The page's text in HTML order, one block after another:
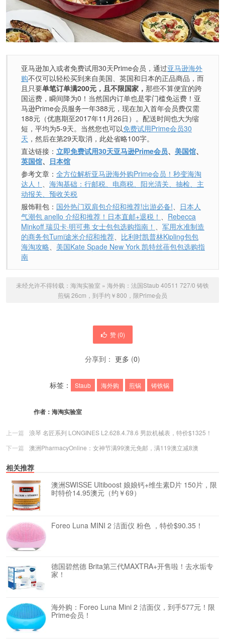
亚马逊加入或者免费试用30天Prime会员，通过亚马逊海外
购不仅可以轻松买到来自美国、英国和日本的正品商品，而
且只要单笔订单满200元，且不限国家， 那些不算便宜的跨
国运费，瞬间降为0！当然国内订单也是零门槛免运费！亚
马逊Prime会员服务一年388元，现在加入首年会员费仅需
188元（优惠期至2017年11月26日）。配送时间也大为缩
短，平均为5-9天。当然您也可以免费试用Prime会员30
天 ，然后在第29天取消，此处省略100字。
直达链接： 立即免费试用30天亚马逊Prime会员、 美国馆、
英国馆、 日本馆
参考文章： 全方位解析亚马逊海外购Prime会员！秒变海淘
达人！ 、 海淘基础：行邮税、电商税、阳光清关、抽检、主
动报关、预收关税
服饰鞋包： 国外热门双肩包介绍和推荐!出游必备!、 日本人
气潮包 anello 介绍和推荐！日本直邮+退税！ 、 Rebecca
Minkoff 瑞贝卡·明可弗 女士包包选购指南！ 、 军用水准制造
的商务包Tumi途米介绍和推荐、 比利时凯普林Kipling包包
海淘攻略、 美国Kate Spade New York 凯特丝蓓包包选购指
南
未经允许不得转载： 海淘实验室 » 海外购：法国Staub 40511 727/0 铸铁
煎锅 26cm，到手约￥800，限Prime会员
赞 (0)
分享到： 更多 (0)
标签： Staub 海外购 煎锅 铸铁锅
作者： 海淘实验室
上一篇
浪琴 名匠系列 LONGINES L2.628.4.78.6 男款机械表，特价$1325！
下一篇
澳洲PharmacyOnline：女神节满99澳元免邮，满119澳立减8澳
相关推荐
澳洲SWISSE Ultiboost 娘娘钙+维生素D片 150片，限
时特价14.95澳元（约￥69）
Foreo Luna MINI 2 洁面仪 粉色 ，特价$90.35！
德国碧然德 Brita第三代MAXTRA+开售啦！去水垢专
家！
海外购：Foreo Luna Mini 2 洁面仪，到手577元！限
Prime会员！